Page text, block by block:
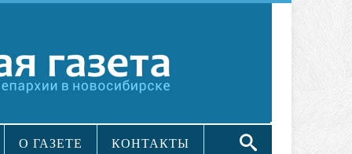
О ГАЗЕТЕ КОНТАКТЫ